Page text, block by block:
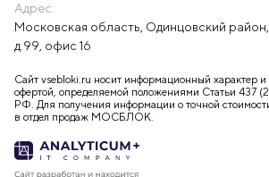
Адрес:
Московская область, Одинцовский
д.99, офис 16
Сайт vsebloki.ru носит информационный характер
офертой, определяемой положениями Статьи 437
РФ. Для получения информации о точной
в отдел продаж МОСБЛОК.